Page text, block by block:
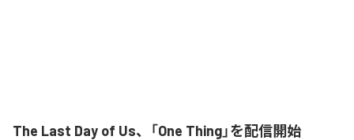
The Last Day of Us、「One Thing」を配信開始